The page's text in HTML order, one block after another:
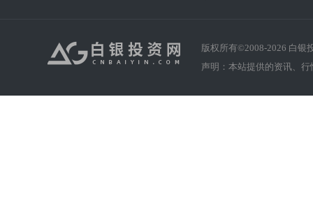
版权所有©2008-2026 白银
声明：本站提供的资讯、